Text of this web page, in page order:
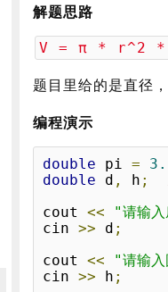
解题思路
V = π * r^2
题目里给的是直径
编程演示
double pi =
double d , h ;
cout <<
"请输
cin >> d ;
cout <<
"请输
cin >> h ;